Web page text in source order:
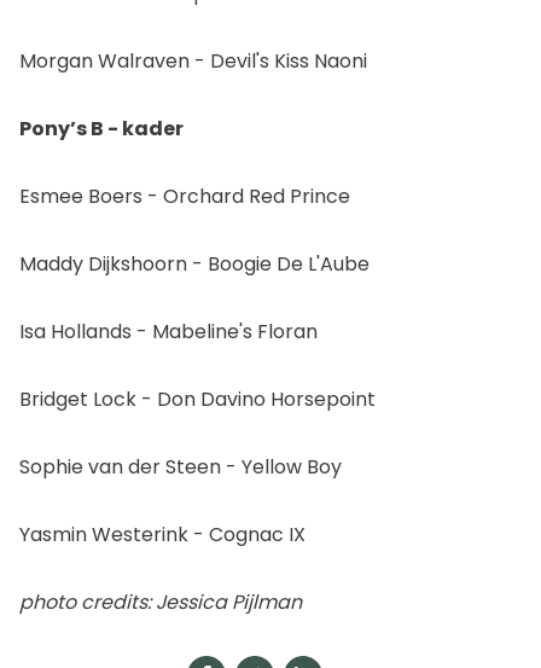
Morgan Walraven - Devil's Kiss Naoni
Pony’s B - kader
Esmee Boers - Orchard Red Prince
Maddy Dijkshoorn - Boogie De L'Aube
Isa Hollands - Mabeline's Floran
Bridget Lock - Don Davino Horsepoint
Sophie van der Steen - Yellow Boy
Yasmin Westerink - Cognac IX
photo credits: Jessica Pijlman